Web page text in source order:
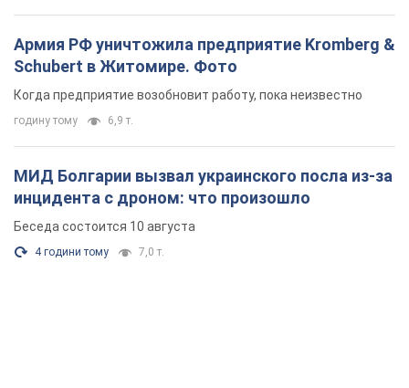
Армия РФ уничтожила предприятие Kromberg &
Schubert в Житомире. Фото
Когда предприятие возобновит работу, пока неизвестно
годину тому 6,9 т.
МИД Болгарии вызвал украинского посла из-за
инцидента с дроном: что произошло
Беседа состоится 10 августа
4 години тому 7,0 т.